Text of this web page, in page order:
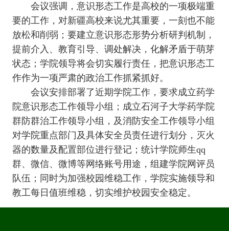
会议强调，意识形态工作是高校的一项极端重
要的工作，对新疆高校来说尤其重要，一刻也不能
放松和削弱；要建立意识形态形势分析研判机制，
提前介入、教育引导、调处解决，化解矛盾于萌芽
状态；学院领导将会切实履行责任，把意识形态工
作作为一项严肃的政治工作抓紧抓好。
会议安排部署了近期学院工作，要求成立药学
院意识形态工作领导小组；成立石河子大学药学院
群防群治工作领导小组，及消防安全工作领导小组
对学院重点部门及具体安全员责任进行划分，灭火
器的数量及配置部位进行登记；统计学院师生qq
群、微信、微博等网络账号用途，组建学院网评员
队伍；同时为加强校园维稳工作，学院实施领导和
教工每日值班维稳，切实维护校园安全稳定。